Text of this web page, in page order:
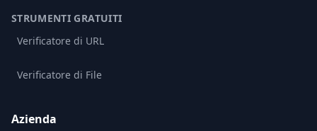
STRUMENTI GRATUITI
Verificatore di URL
Verificatore di File
Azienda